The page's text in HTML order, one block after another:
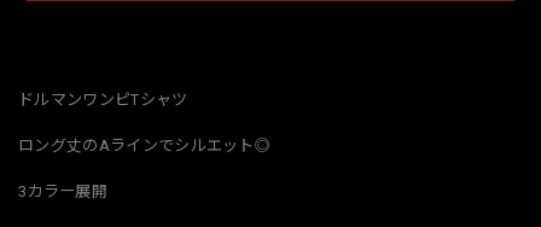
ドルマンワンピTシャツ
ロング丈のAラインでシルエット◎
3カラー展開